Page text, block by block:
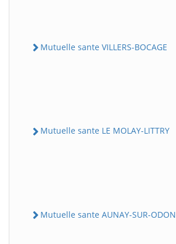
Mutuelle sante VILLERS-BOCAGE
Mutuelle sante LE MOLAY-LITTRY
Mutuelle sante AUNAY-SUR-ODON